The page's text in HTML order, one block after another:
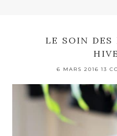
LE SOIN DES
6 MARS 2016 13